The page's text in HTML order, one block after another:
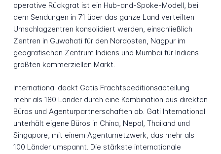
operative Rückgrat ist ein Hub-and-Spoke-Modell, bei
dem Sendungen in 71 über das ganze Land verteilten
Umschlagzentren konsolidiert werden, einschließlich
Zentren in Guwahati für den Nordosten, Nagpur im
geografischen Zentrum Indiens und Mumbai für Indiens
größten kommerziellen Markt.
International deckt Gatis Frachtspeditionsabteilung
mehr als 180 Länder durch eine Kombination aus direkten
Büros und Agenturpartnerschaften ab. Gati International
unterhält eigene Büros in China, Nepal, Thailand und
Singapore, mit einem Agenturnetzwerk, das mehr als
100 Länder umspannt. Die stärkste internationale